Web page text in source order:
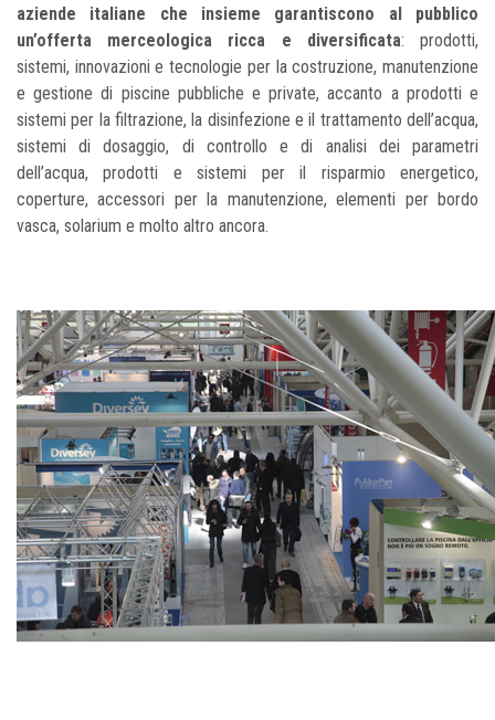
aziende italiane che insieme garantiscono al pubblico
un’offerta merceologica ricca e diversificata: prodotti,
sistemi, innovazioni e tecnologie per la costruzione, manutenzione
e gestione di piscine pubbliche e private, accanto a prodotti e
sistemi per la filtrazione, la disinfezione e il trattamento dell’acqua,
sistemi di dosaggio, di controllo e di analisi dei parametri
dell’acqua, prodotti e sistemi per il risparmio energetico,
coperture, accessori per la manutenzione, elementi per bordo
vasca, solarium e molto altro ancora.